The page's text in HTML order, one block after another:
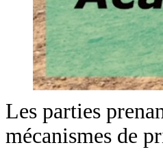
Les parties
mécanismes de